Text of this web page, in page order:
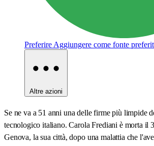
Preferire Aggiungere come fonte
Altre azioni
Se ne va a 51 anni una delle firme più limpide
tecnologico italiano. Carola Frediani è morta il
Genova, la sua città, dopo una malattia che